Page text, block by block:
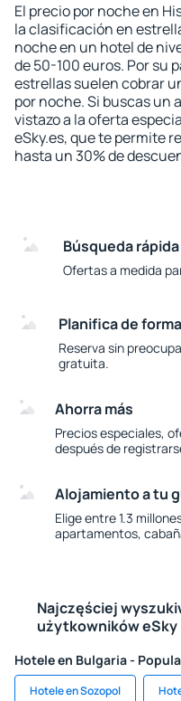
El precio por noche en
la clasificación en
noche en un hotel de
de 50-100 euros. Por su
estrellas suelen cobrar
por noche. Si buscas un
vistazo a la oferta
eSky.es, que te permite
hasta un 30% de
Búsqueda
Ofertas a medida
Planifica de
Reserva sin
gratuita.
Ahorra más
Precios especiales,
después de
Alojamiento a tu
Elige entre 1.3
apartamentos,
Najczęściej
użytkowników eSky
Hotele en Bulgaria -
Hotele en Sozopol